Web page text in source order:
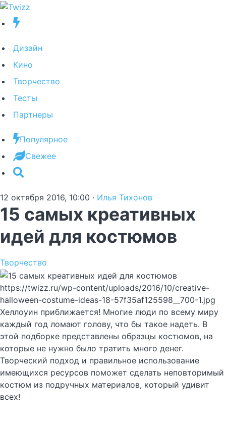
Дизайн
Кино
Творчество
Тесты
Партнеры
Популярное
Свежее
12 октября 2016, 10:00 · Илья Тихонов
15 самых креативных
идей для костюмов
Творчество
https://twizz.ru/wp-content/uploads/2016/10/creative-
halloween-costume-ideas-18-57f35af125598__700-1.jpg
Хеллоуин приближается! Многие люди по всему миру
каждый год ломают голову, что бы такое надеть. В
этой подборке представлены образцы костюмов, на
которые не нужно было тратить много денег.
Творческий подход и правильное использование
имеющихся ресурсов поможет сделать неповторимый
костюм из подручных материалов, который удивит
всех!